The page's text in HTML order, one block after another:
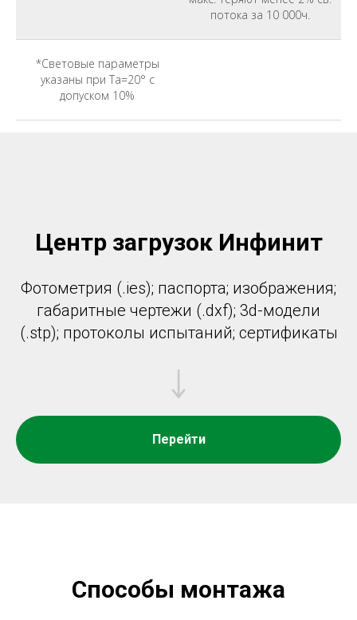
потока за 10 000ч.
*Световые параметры
указаны при Ta=20° с
допуском 10%
Центр загрузок Инфинит
Фотометрия (.ies); паспорта; изображения;
габаритные чертежи (.dxf); 3d-модели
(.stp); протоколы испытаний; сертификаты
Перейти
Способы монтажа